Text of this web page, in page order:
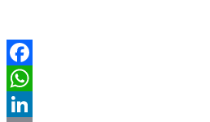
Facebook
WhatsApp